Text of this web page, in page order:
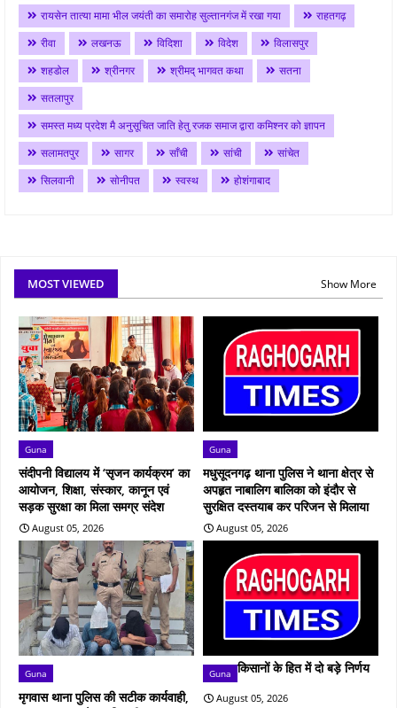
रायसेन तात्या मामा भील जयंती का समारोह सुल्तानगंज में रखा गया
राहतगढ़
रीवा
लखनऊ विदिशा विदेश
विलासपुर
शहडोल
श्रीनगर श्रीमद् भागवत कथा
सतना
सतलापुर
समस्त मध्य प्रदेश मै अनुसूचित जाति हेतु रजक समाज द्वारा कमिश्नर को ज्ञापन
सलामतपुर
सागर साँची सांची
सांचेत
सिलवानी
सोनीपत स्वस्थ होशंगाबाद
MOST VIEWED Show More
Guna
संदीपनी विद्यालय में ‘सृजन कार्यक्रम’ का
आयोजन, शिक्षा, संस्कार, कानून एवं
सड़क सुरक्षा का मिला समग्र संदेश
August 05, 2026
Guna
मधुसूदनगढ़ थाना पुलिस ने थाना क्षेत्र से
अपहृत नाबालिग बालिका को इंदौर से
सुरक्षित दस्तयाब कर परिजन से मिलाया
August 05, 2026
Guna
मृगवास थाना पुलिस की सटीक कार्यवाही,
Guna किसानों के हित में दो बड़े निर्णय
August 05, 2026